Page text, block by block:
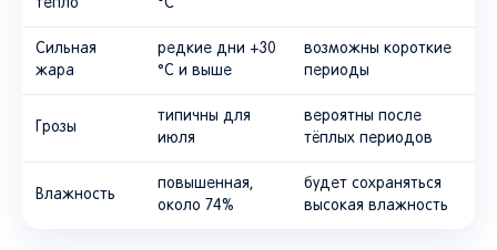
тепло
°C
Сильная
жара
редкие дни +30
°C и выше
возможны короткие
периоды
Грозы
типичны для
июля
вероятны после
тёплых периодов
Влажность
повышенная,
около 74%
будет сохраняться
высокая влажность